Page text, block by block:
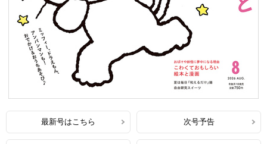
最新号はこちら 次号予告